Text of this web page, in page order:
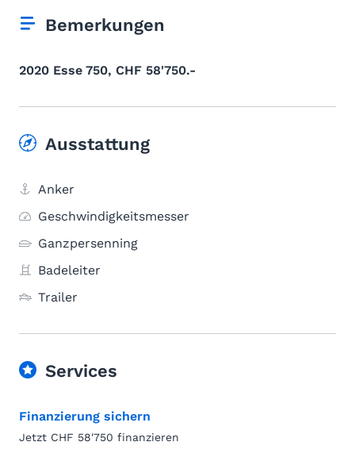
Bemerkungen
2020 Esse 750, CHF 58'750.-
Ausstattung
Anker
Geschwindigkeitsmesser
Ganzpersenning
Badeleiter
Trailer
Services
Finanzierung sichern
Jetzt CHF 58'750 finanzieren